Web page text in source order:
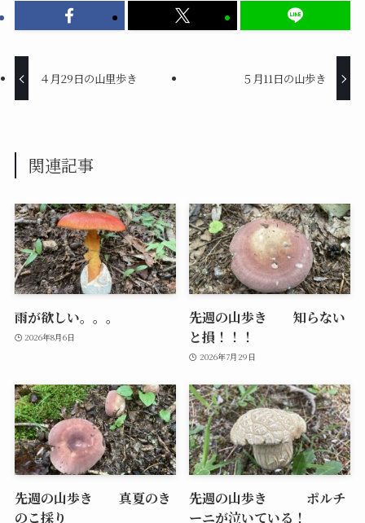
４月29日の山里歩き ５月11日の山歩き
関連記事
雨が欲しい。。。
2026年8月6日
先週の山歩き 知らない
と損！！！
2026年7月29日
先週の山歩き 真夏のき
のこ採り
先週の山歩き ポルチ
ーニが泣いている！